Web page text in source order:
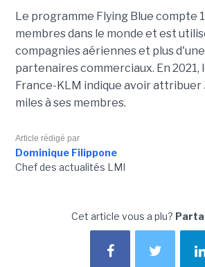
Le programme Flying Blue compte
membres dans le monde et est
compagnies aériennes et plus
partenaires commerciaux. En 2021,
France-KLM indique avoir attribuer
miles à ses membres.
Article rédigé par
Dominique Filippone
Chef des actualités LMI
Cet article vous a plu?